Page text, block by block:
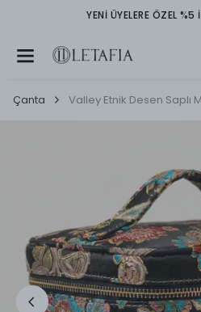
YENİ ÜYELERE ÖZEL
Çanta Valley Etnik Desen Saplı